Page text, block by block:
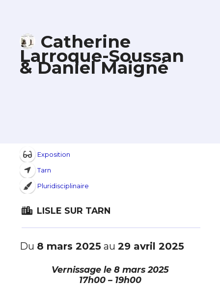
Catherine
Larroque-Soussan
& Daniel Maigné
Exposition
Tarn
Pluridisciplinaire
LISLE SUR TARN
Du 8 mars 2025 au 29 avril 2025
Vernissage le 8 mars 2025
17h00 – 19h00